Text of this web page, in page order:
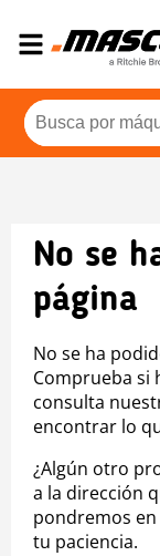
No se
página
No se ha
Comprueba si
consulta
encontrar lo
¿Algún otro
a la dirección
pondremos
tu paciencia.